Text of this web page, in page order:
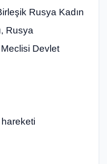
Rusya Kadın
Rusya
Devlet